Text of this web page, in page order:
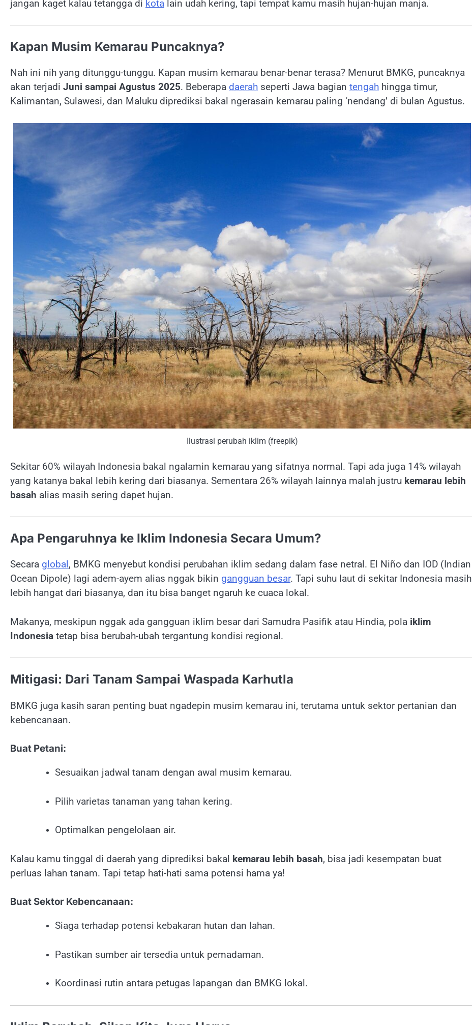
jangan kaget kalau tetangga di kota lain udah kering, tapi tempat kamu masih hujan-hujan manja.
Kapan Musim Kemarau Puncaknya?
Nah ini nih yang ditunggu-tunggu. Kapan musim kemarau benar-benar terasa? Menurut BMKG, puncaknya
akan terjadi Juni sampai Agustus 2025. Beberapa daerah seperti Jawa bagian tengah hingga timur,
Kalimantan, Sulawesi, dan Maluku diprediksi bakal ngerasain kemarau paling ‘nendang’ di bulan Agustus.
Ilustrasi perubah iklim (freepik)
Sekitar 60% wilayah Indonesia bakal ngalamin kemarau yang sifatnya normal. Tapi ada juga 14% wilayah
yang katanya bakal lebih kering dari biasanya. Sementara 26% wilayah lainnya malah justru kemarau lebih
basah alias masih sering dapet hujan.
Apa Pengaruhnya ke Iklim Indonesia Secara Umum?
Secara global, BMKG menyebut kondisi perubahan iklim sedang dalam fase netral. El Niño dan IOD (Indian
Ocean Dipole) lagi adem-ayem alias nggak bikin gangguan besar. Tapi suhu laut di sekitar Indonesia masih
lebih hangat dari biasanya, dan itu bisa banget ngaruh ke cuaca lokal.
Makanya, meskipun nggak ada gangguan iklim besar dari Samudra Pasifik atau Hindia, pola iklim
Indonesia tetap bisa berubah-ubah tergantung kondisi regional.
Mitigasi: Dari Tanam Sampai Waspada Karhutla
BMKG juga kasih saran penting buat ngadepin musim kemarau ini, terutama untuk sektor pertanian dan
kebencanaan.
Buat Petani:
Sesuaikan jadwal tanam dengan awal musim kemarau.
Pilih varietas tanaman yang tahan kering.
Optimalkan pengelolaan air.
Kalau kamu tinggal di daerah yang diprediksi bakal kemarau lebih basah, bisa jadi kesempatan buat
perluas lahan tanam. Tapi tetap hati-hati sama potensi hama ya!
Buat Sektor Kebencanaan:
Siaga terhadap potensi kebakaran hutan dan lahan.
Pastikan sumber air tersedia untuk pemadaman.
Koordinasi rutin antara petugas lapangan dan BMKG lokal.